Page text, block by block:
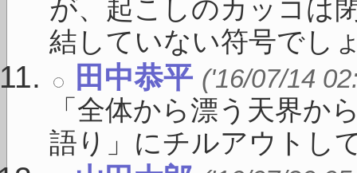
が、起こしのカッコは
結していない符号でし
田中恭平 ('16/07/14
「全体から漂う天界か
語り」にチルアウトし